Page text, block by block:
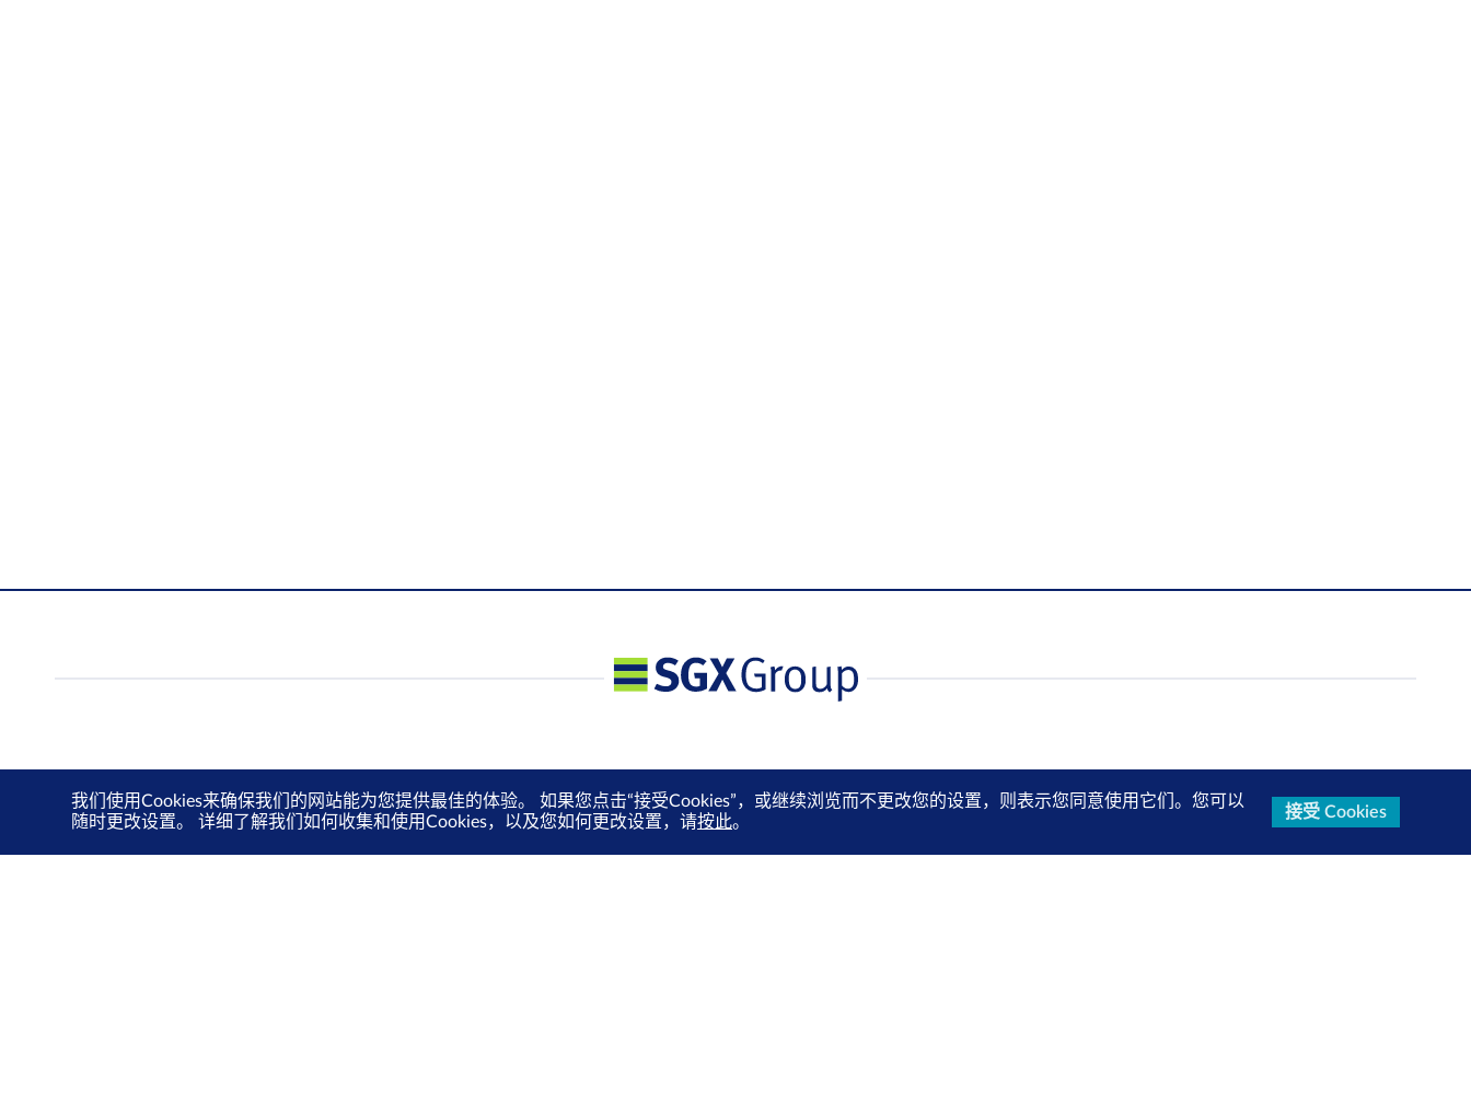
我们使用Cookies来确保我们的网站能为您提供最佳的体验。 如果您点击“接受Cookies”，或继续浏览而不更改您的设置，则表示您同意使用它们。您可以
随时更改设置。 详细了解我们如何收集和使用Cookies，以及您如何更改设置，请按此。
接受 Cookies